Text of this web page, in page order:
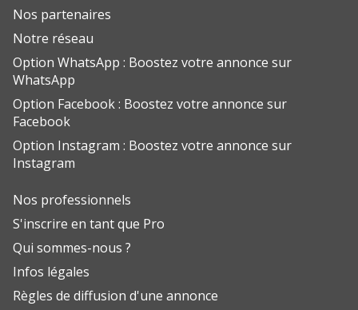
Nos partenaires
Notre réseau
Option WhatsApp : Boostez votre annonce sur
WhatsApp
Option Facebook : Boostez votre annonce sur
Facebook
Option Instagram : Boostez votre annonce sur
Instagram
Nos professionnels
S'inscrire en tant que Pro
Qui sommes-nous ?
Infos légales
Règles de diffusion d'une annonce